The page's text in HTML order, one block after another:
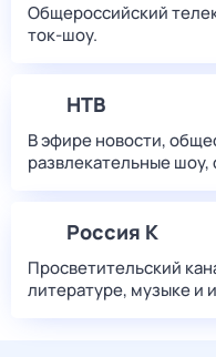
Общероссийский
ток-шоу.
НТВ
В эфире новости,
развлекательные
Россия К
Просветительский
литературе, музыке и